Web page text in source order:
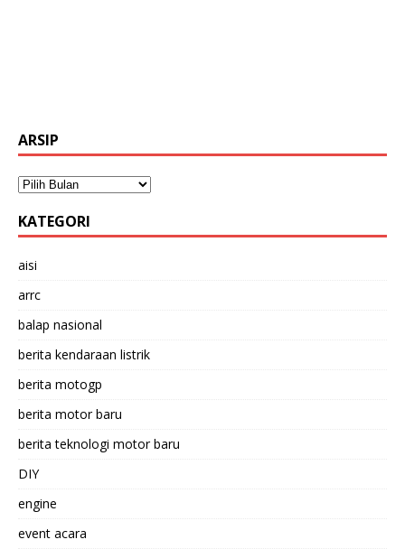
ARSIP
KATEGORI
aisi
arrc
balap nasional
berita kendaraan listrik
berita motogp
berita motor baru
berita teknologi motor baru
DIY
engine
event acara